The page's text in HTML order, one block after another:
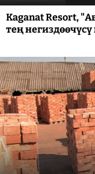
Kaganat Resort,
тең